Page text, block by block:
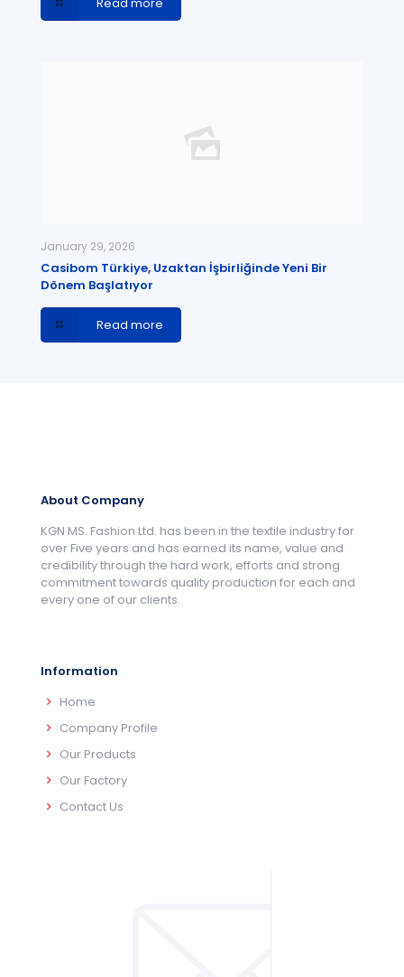
January 29, 2026
Casibom Türkiye, Uzaktan İşbirliğinde Yeni Bir
Dönem Başlatıyor
Read more
About Company
KGN MS. Fashion Ltd. has been in the textile industry for
over Five years and has earned its name, value and
credibility through the hard work, efforts and strong
commitment towards quality production for each and
every one of our clients.
Information
Home
Company Profile
Our Products
Our Factory
Contact Us